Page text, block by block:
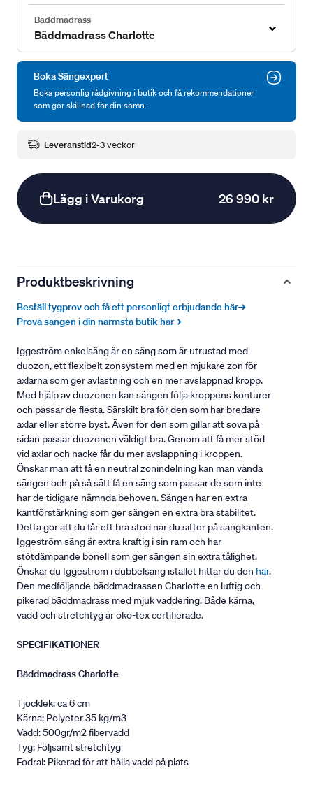
Bäddmadrass
Bäddmadrass Charlotte
Boka Sängexpert
Boka personlig rådgivning i butik och få rekommendationer
som gör skillnad för din sömn.
Leveranstid2-3 veckor
Lägg i Varukorg 26 990 kr
Produktbeskrivning
Beställ tygprov och få ett personligt erbjudande här→
Prova sängen i din närmsta butik här→
Iggeström enkelsäng är en säng som är utrustad med
duozon, ett flexibelt zonsystem med en mjukare zon för
axlarna som ger avlastning och en mer avslappnad kropp.
Med hjälp av duozonen kan sängen följa kroppens konturer
och passar de flesta. Särskilt bra för den som har bredare
axlar eller större byst. Även för den som gillar att sova på
sidan passar duozonen väldigt bra. Genom att få mer stöd
vid axlar och nacke får du mer avslappning i kroppen.
Önskar man att få en neutral zonindelning kan man vända
sängen och på så sätt få en säng som passar de som inte
har de tidigare nämnda behoven. Sängen har en extra
kantförstärkning som ger sängen en extra bra stabilitet.
Detta gör att du får ett bra stöd när du sitter på sängkanten.
Iggeström säng är extra kraftig i sin ram och har
stötdämpande bonell som ger sängen sin extra tålighet.
Önskar du Iggeström i dubbelsäng istället hittar du den här.
Den medföljande bäddmadrassen Charlotte en luftig och
pikerad bäddmadrass med mjuk vaddering. Både kärna,
vadd och stretchtyg är öko-tex certifierade.
SPECIFIKATIONER
Bäddmadrass Charlotte
Tjocklek: ca 6 cm
Kärna: Polyeter 35 kg/m3
Vadd: 500gr/m2 fibervadd
Tyg: Följsamt stretchtyg
Fodral: Pikerad för att hålla vadd på plats